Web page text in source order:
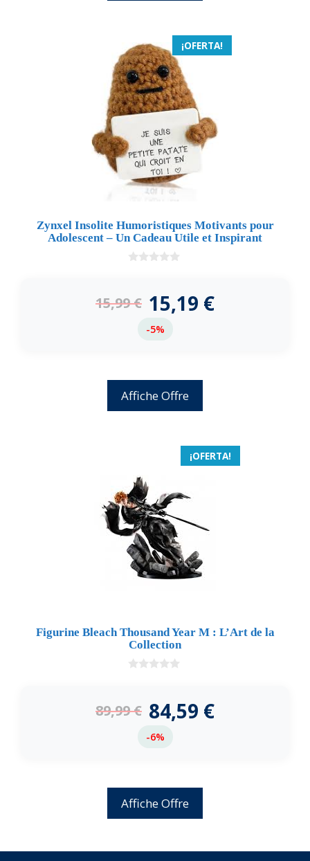
¡OFERTA!
Zynxel Insolite Humoristiques Motivants pour
Adolescent – Un Cadeau Utile et Inspirant
5
15,99€ 15,19 €
-5%
Affiche Offre
¡OFERTA!
Figurine Bleach Thousand Year M : L’Art de la
Collection
5
89,99€ 84,59 €
-6%
Affiche Offre